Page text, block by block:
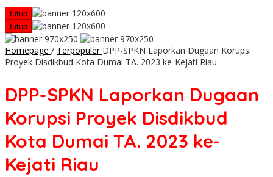
tutup
tutup
Homepage / Terpopuler DPP-SPKN Laporkan Dugaan Korupsi
Proyek Disdikbud Kota Dumai TA. 2023 ke-Kejati Riau
DPP-SPKN Laporkan Dugaan
Korupsi Proyek Disdikbud
Kota Dumai TA. 2023 ke-
Kejati Riau